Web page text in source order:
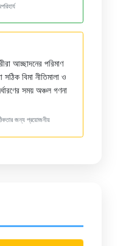
আচ্ছাদনের পরিমাণ
সঠিক বিমা নীতিমালা ও
সময় অঞ্চল গণনা
জন্য প্রয়োজনীয়